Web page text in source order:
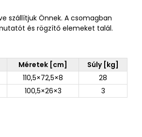
szállítjuk Önnek. A csomagban
és rögzítő elemeket talál.
Méretek [cm]
Súly [kg]
110,5×72,5×8
28
100,5×26×3 3